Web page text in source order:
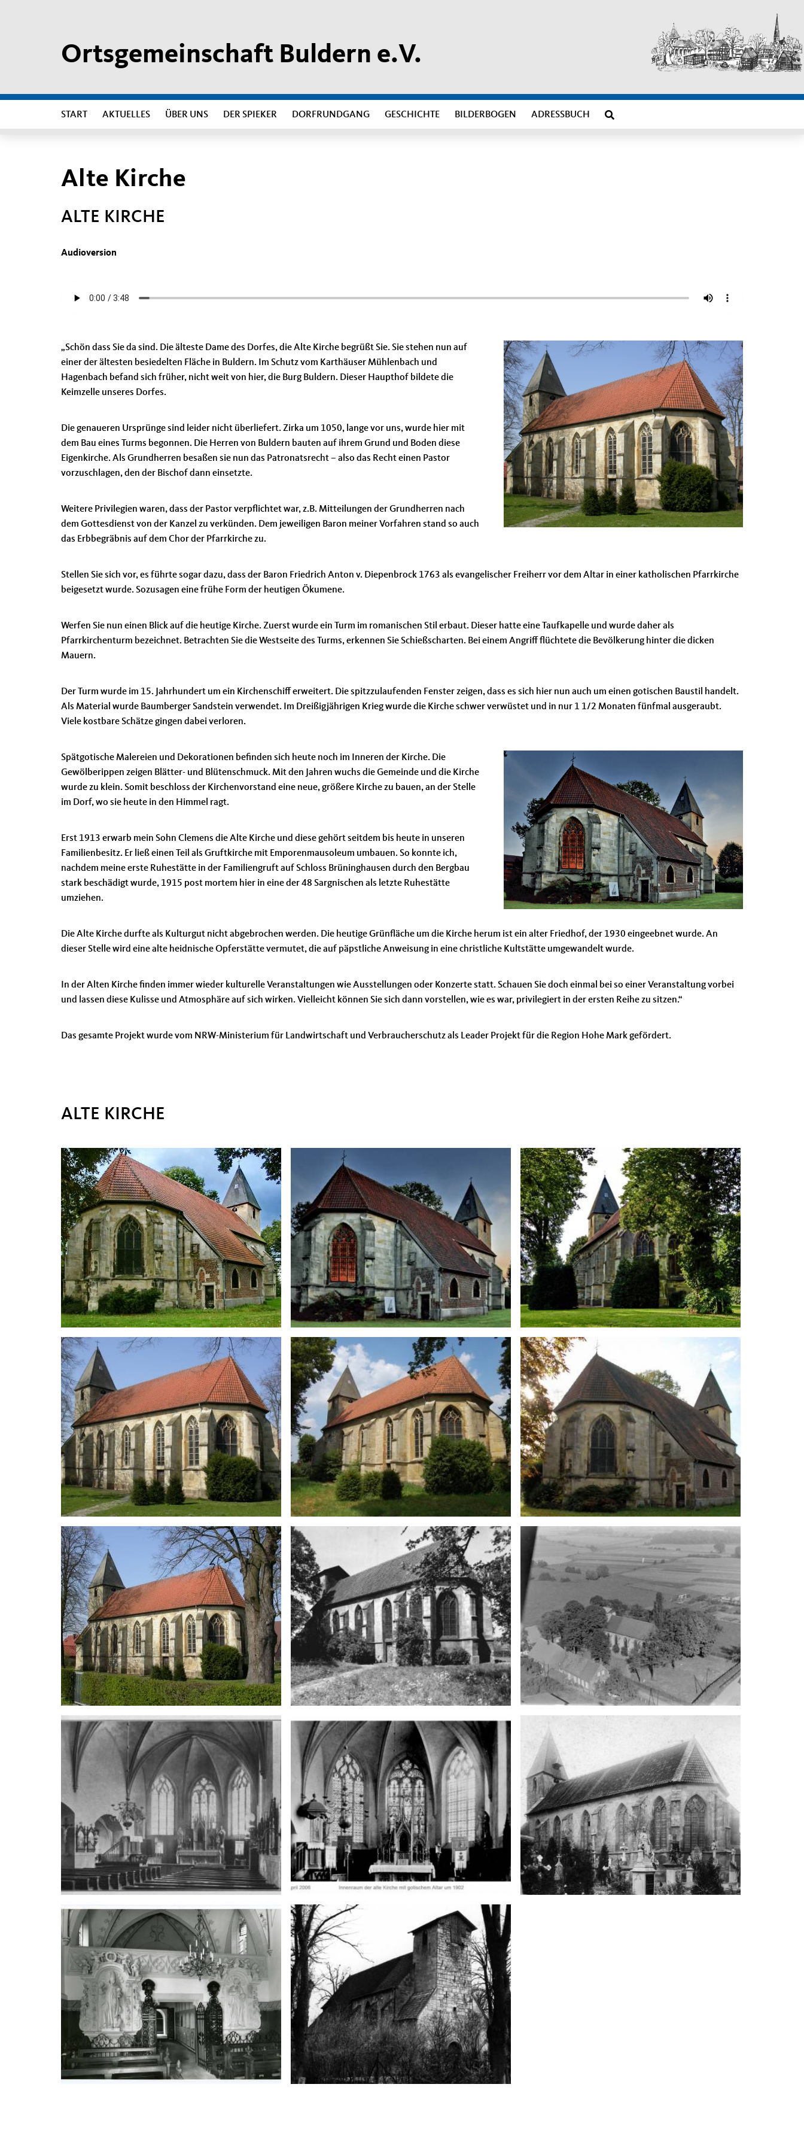
Ortsgemeinschaft Buldern e.V.
START AKTUELLES ÜBER UNS DER SPIEKER DORFRUNDGANG GESCHICHTE BILDERBOGEN ADRESSBUCH
Alte Kirche
ALTE KIRCHE
Audioversion
„Schön dass Sie da sind. Die älteste Dame des Dorfes, die Alte Kirche begrüßt Sie. Sie stehen nun auf
einer der ältesten besiedelten Fläche in Buldern. Im Schutz vom Karthäuser Mühlenbach und
Hagenbach befand sich früher, nicht weit von hier, die Burg Buldern. Dieser Haupthof bildete die
Keimzelle unseres Dorfes.
Die genaueren Ursprünge sind leider nicht überliefert. Zirka um 1050, lange vor uns, wurde hier mit
dem Bau eines Turms begonnen. Die Herren von Buldern bauten auf ihrem Grund und Boden diese
Eigenkirche. Als Grundherren besaßen sie nun das Patronatsrecht – also das Recht einen Pastor
vorzuschlagen, den der Bischof dann einsetzte.
Weitere Privilegien waren, dass der Pastor verpflichtet war, z.B. Mitteilungen der Grundherren nach
dem Gottesdienst von der Kanzel zu verkünden. Dem jeweiligen Baron meiner Vorfahren stand so auch
das Erbbegräbnis auf dem Chor der Pfarrkirche zu.
Stellen Sie sich vor, es führte sogar dazu, dass der Baron Friedrich Anton v. Diepenbrock 1763 als evangelischer Freiherr vor dem Altar in einer katholischen Pfarrkirche
beigesetzt wurde. Sozusagen eine frühe Form der heutigen Ökumene.
Werfen Sie nun einen Blick auf die heutige Kirche. Zuerst wurde ein Turm im romanischen Stil erbaut. Dieser hatte eine Taufkapelle und wurde daher als
Pfarrkirchenturm bezeichnet. Betrachten Sie die Westseite des Turms, erkennen Sie Schießscharten. Bei einem Angriff flüchtete die Bevölkerung hinter die dicken
Mauern.
Der Turm wurde im 15. Jahrhundert um ein Kirchenschiff erweitert. Die spitzzulaufenden Fenster zeigen, dass es sich hier nun auch um einen gotischen Baustil handelt.
Als Material wurde Baumberger Sandstein verwendet. Im Dreißigjährigen Krieg wurde die Kirche schwer verwüstet und in nur 1 1/2 Monaten fünfmal ausgeraubt.
Viele kostbare Schätze gingen dabei verloren.
Spätgotische Malereien und Dekorationen befinden sich heute noch im Inneren der Kirche. Die
Gewölberippen zeigen Blätter- und Blütenschmuck. Mit den Jahren wuchs die Gemeinde und die Kirche
wurde zu klein. Somit beschloss der Kirchenvorstand eine neue, größere Kirche zu bauen, an der Stelle
im Dorf, wo sie heute in den Himmel ragt.
Erst 1913 erwarb mein Sohn Clemens die Alte Kirche und diese gehört seitdem bis heute in unseren
Familienbesitz. Er ließ einen Teil als Gruftkirche mit Emporenmausoleum umbauen. So konnte ich,
nachdem meine erste Ruhestätte in der Familiengruft auf Schloss Brüninghausen durch den Bergbau
stark beschädigt wurde, 1915 post mortem hier in eine der 48 Sargnischen als letzte Ruhestätte
umziehen.
Die Alte Kirche durfte als Kulturgut nicht abgebrochen werden. Die heutige Grünfläche um die Kirche herum ist ein alter Friedhof, der 1930 eingeebnet wurde. An
dieser Stelle wird eine alte heidnische Opferstätte vermutet, die auf päpstliche Anweisung in eine christliche Kultstätte umgewandelt wurde.
In der Alten Kirche finden immer wieder kulturelle Veranstaltungen wie Ausstellungen oder Konzerte statt. Schauen Sie doch einmal bei so einer Veranstaltung vorbei
und lassen diese Kulisse und Atmosphäre auf sich wirken. Vielleicht können Sie sich dann vorstellen, wie es war, privilegiert in der ersten Reihe zu sitzen.“
Das gesamte Projekt wurde vom NRW-Ministerium für Landwirtschaft und Verbraucherschutz als Leader Projekt für die Region Hohe Mark gefördert.
ALTE KIRCHE